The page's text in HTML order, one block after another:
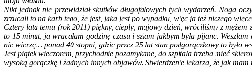
Nikt jednak nie przewidział skutków długofalowych tych wydarzeń. Noga
zrzucali to na karb tego, że jest, jaka jest po wypadku, więc ja też niczego
Cztery lata temu (rok 2011) piękny, ciepły, majowy dzień, wróciliśmy z mężem
to 15 minut, ja wracałam godzinę czasu i szłam jakbym była pijana.
nie wierzę… ponad 40 stopni, gdzie przez 25 lat stan podgorączkowy to było
Jest piątek wieczorem, przychodnie pozamykane, do szpitala trzeba mieć
wysoką gorączkę i żadnych innych objawów. Stwierdzenie lekarza, że jak